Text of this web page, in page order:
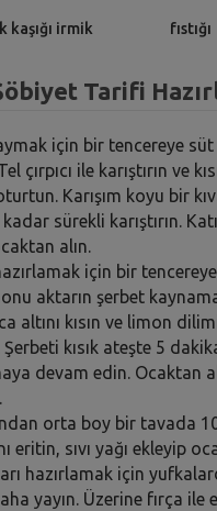
kaşığı irmik fıstığı
Tarifi
için bir tencereye
çırpıcı ile karıştırın ve
Karışım koyu bir
sürekli karıştırın.
alın.
için bir
aktarın şerbet
altını kısın ve limon
Şerbeti kısık ateşte 5
devam edin. Ocaktan
orta boy bir tavada
eritin, sıvı yağı ekleyip
hazırlamak için
yayın. Üzerine fırça ile